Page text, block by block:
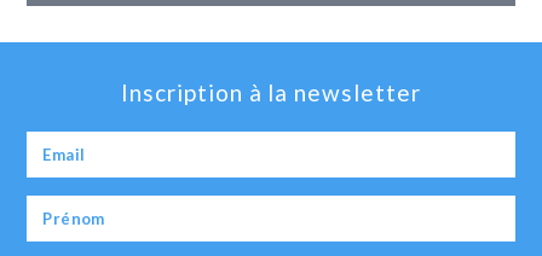
Inscription à la newsletter